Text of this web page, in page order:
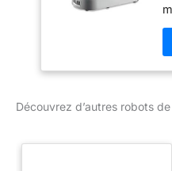
Découvrez d’autres robots